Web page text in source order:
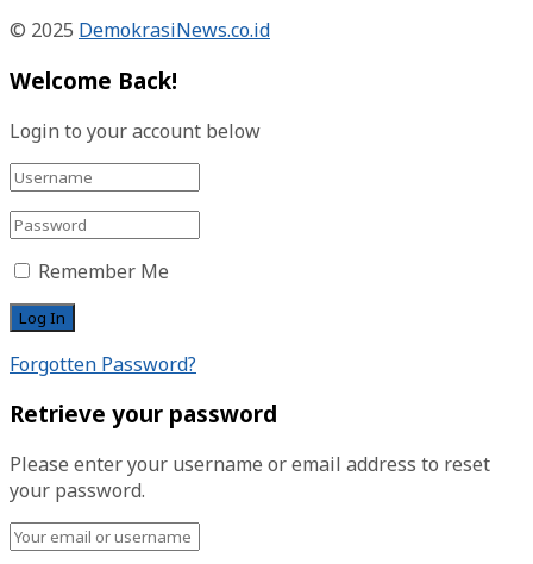
© 2025 DemokrasiNews.co.id
Welcome Back!
Login to your account below
Remember Me
Forgotten Password?
Retrieve your password
Please enter your username or email address to reset
your password.